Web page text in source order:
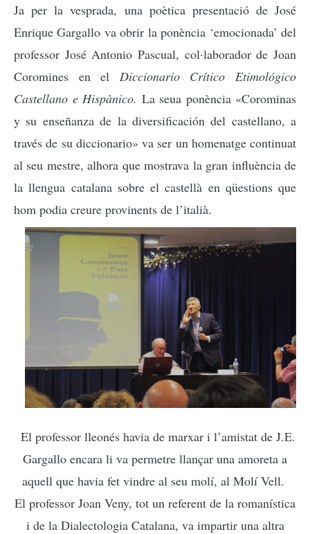
Ja per la vesprada, una poètica presentació de José
Enrique Gargallo va obrir la ponència ‘emocionada’ del
professor José Antonio Pascual, col·laborador de Joan
Coromines en el Diccionario Crítico Etimológico
Castellano e Hispànico. La seua ponència «Corominas
y su enseñanza de la diversificación del castellano, a
través de su diccionario» va ser un homenatge continuat
al seu mestre, alhora que mostrava la gran influència de
la llengua catalana sobre el castellà en qüestions que
hom podia creure provinents de l’italià.
El professor lleonés havia de marxar i l’amistat de J.E.
Gargallo encara li va permetre llançar una amoreta a
aquell que havia fet vindre al seu molí, al Molí Vell.
El professor Joan Veny, tot un referent de la romanística
i de la Dialectologia Catalana, va impartir una altra